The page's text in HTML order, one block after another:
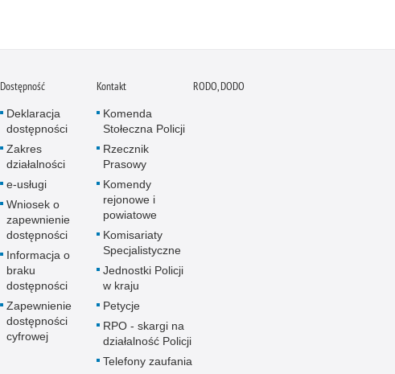
Dostępność
Deklaracja
dostępności
Zakres
działalności
e-usługi
Wniosek o
zapewnienie
dostępności
Informacja o
braku
dostępności
Zapewnienie
dostępności
cyfrowej
Kontakt
Komenda
Stołeczna Policji
Rzecznik
Prasowy
Komendy
rejonowe i
powiatowe
Komisariaty
Specjalistyczne
Jednostki Policji
w kraju
Petycje
RPO - skargi na
działalność Policji
Telefony zaufania
RODO, DODO